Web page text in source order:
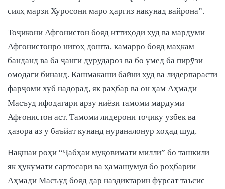
сияҳ марзи Хуросони маро ҳаргиз накунад вайрона”.
Тоҷикони Афғонистон бояд иттиҳоди худ ва мардуми
Афғонистонро нигоҳ дошта, камарро бояд маҳкам
банданд ва ба ҷанги дурудароз ва бо умед ба пирӯзӣ
омодагӣ бинанд. Кашмакашӣ байни худ ва лидерпарастӣ
фарҷоми хуб надорад, як раҳбар ва он ҳам Аҳмади
Масъуд ифодагари арзу ниёзи тамоми мардуми
Афғонистон аст. Тамоми лидерони тоҷику узбек ва
ҳазора аз ӯ баъйат кунанд нураналонур хоҳад шуд.
Нақшаи роҳи “Ҷабҳаи муқовимати миллӣ” бо ташкили
як ҳукумати сартосарӣ ва ҳамашумул бо роҳбарии
Аҳмади Масъуд бояд дар наздиктарин фурсат таъсис